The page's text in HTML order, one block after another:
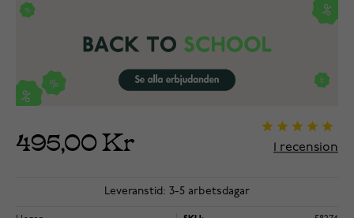
495,00 Kr 1 recension
Leveranstid: 3-5 arbetsdagar